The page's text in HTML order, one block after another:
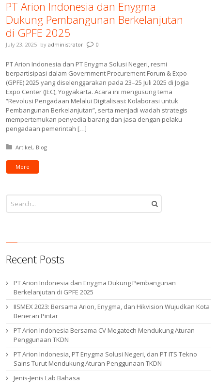
PT Arion Indonesia dan Enygma
Dukung Pembangunan Berkelanjutan
di GPFE 2025
July 23, 2025 by administrator 0
PT Arion Indonesia dan PT Enygma Solusi Negeri, resmi
berpartisipasi dalam Government Procurement Forum & Expo
(GPFE) 2025 yang diselenggarakan pada 23–25 Juli 2025 di Jogja
Expo Center (JEC), Yogyakarta. Acara ini mengusung tema
“Revolusi Pengadaan Melalui Digitalisasi: Kolaborasi untuk
Pembangunan Berkelanjutan”, serta menjadi wadah strategis
mempertemukan penyedia barang dan jasa dengan pelaku
pengadaan pemerintah […]
Posted in:
Artikel Blog
More
Recent Posts
PT Arion Indonesia dan Enygma Dukung Pembangunan
Berkelanjutan di GPFE 2025
IISMEX 2023: Bersama Arion, Enygma, dan Hikvision Wujudkan Kota
Beneran Pintar
PT Arion Indonesia Bersama CV Megatech Mendukung Aturan
Penggunaan TKDN
PT Arion Indonesia, PT Enygma Solusi Negeri, dan PT ITS Tekno
Sains Turut Mendukung Aturan Penggunaan TKDN
Jenis-Jenis Lab Bahasa